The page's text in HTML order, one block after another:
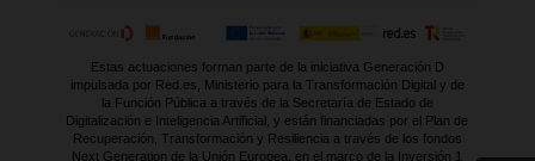
Estas actuaciones forman parte de la iniciativa Generación D
impulsada por Red.es, Ministerio para la Transformación Digital y de
la Función Pública a través de la Secretaría de Estado de
Digitalización e Inteligencia Artificial, y están financiadas por el Plan de
Recuperación, Transformación y Resiliencia a través de los fondos
Next Generation de la Unión Europea, en el marco de la Inversión 1